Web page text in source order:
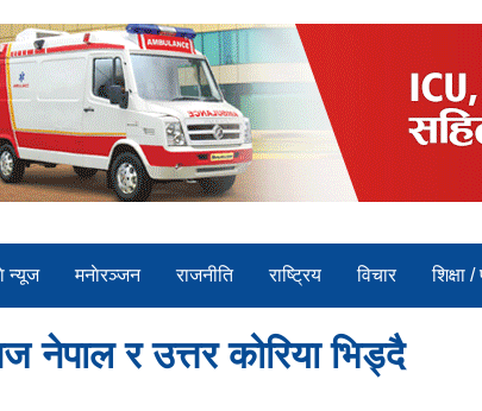
न्यूज मनाेरञ्जन राजनीति राष्ट्रिय विचार शिक्षा /
र उत्तर कोरिया भिड्दै